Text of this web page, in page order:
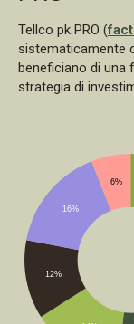
Tellco pk PRO (
sistematicamente
beneficiano di una
strategia di